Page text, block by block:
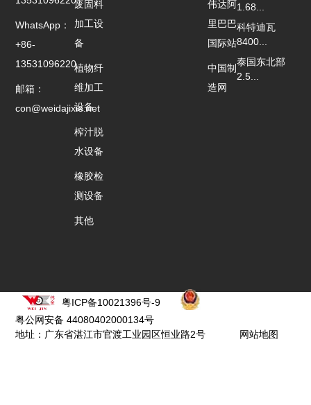
伟达阿
里巴巴
国际站
中国制
造网
废固料
加工设
备
植物纤
维加工
设备
榨汁脱
水设备
橡胶检
测设备
其他
1.68...
科特迪瓦
8400...
泰国东北部
2.5...
WhatsApp：
+86-
13531096220
邮箱：
con@weidajixie.net
粤ICP备10021396号-9
粤公网安备 44080402000134号
地址：广东省湛江市官渡工业园区恒业路2号
网站地图